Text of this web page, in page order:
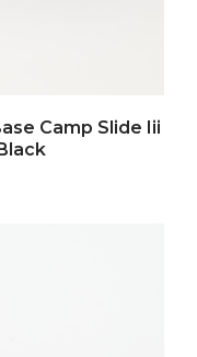
Camp Slide Iii